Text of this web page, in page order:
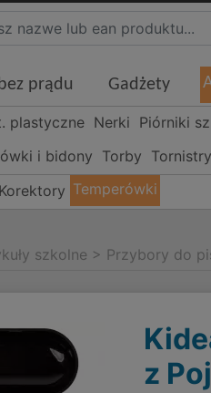
prądu Gadżety
plastyczne Nerki Piórniki
i bidony Torby
Korektory Temperówki
szkolne > Przybory do
z